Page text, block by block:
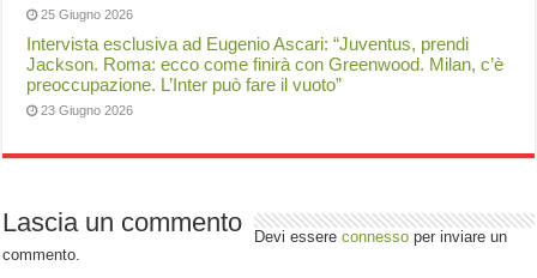
25 Giugno 2026
Intervista esclusiva ad Eugenio Ascari: “Juventus, prendi
Jackson. Roma: ecco come finirà con Greenwood. Milan, c’è
preoccupazione. L’Inter può fare il vuoto”
23 Giugno 2026
Lascia un commento Devi essereconnesso per inviare un
commento.